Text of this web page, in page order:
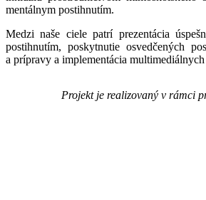
mentálnym postihnutím.
Medzi naše ciele patrí prezentácia
postihnutím, poskytnutie osvedčených
a prípravy a implementácia
Projekt je realizovaný v rámci